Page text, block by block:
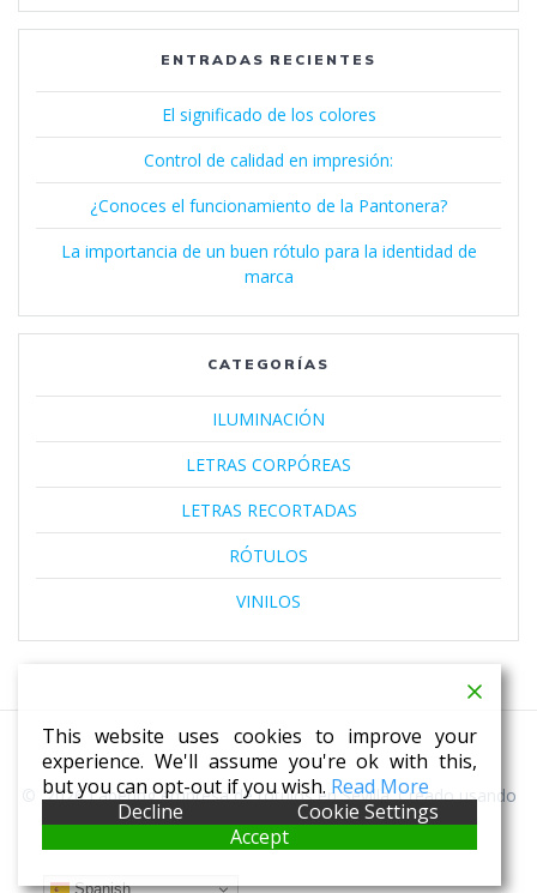
ENTRADAS RECIENTES
El significado de los colores
Control de calidad en impresión:
¿Conoces el funcionamiento de la Pantonera?
La importancia de un buen rótulo para la identidad de
marca
CATEGORÍAS
ILUMINACIÓN
LETRAS CORPÓREAS
LETRAS RECORTADAS
RÓTULOS
VINILOS
© 2026 Labering empresa de rótulos en Sevilla. Creado usando
WordPress y eltema Mesmerize
This website uses cookies to improve your
experience. We'll assume you're ok with this,
but you can opt-out if you wish. Read More
Decline
Cookie Settings
Accept
Spanish